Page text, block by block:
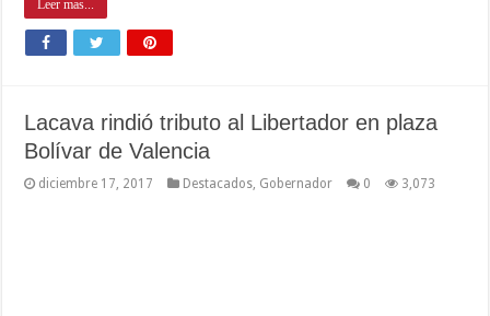
Leer mas...
Lacava rindió tributo al Libertador en plaza
Bolívar de Valencia
diciembre 17, 2017 Destacados Gobernador 0 3,073